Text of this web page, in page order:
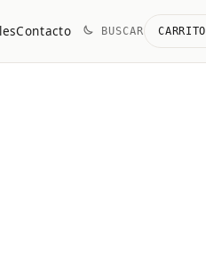
Contacto BUSCAR CARRITO